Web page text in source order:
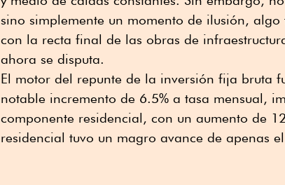
sino simplemente un momento de ilusión,
con la recta final de las obras de
ahora se disputa.
El motor del repunte de la inversión fija bruta
notable incremento de 6.5% a tasa mensual,
componente residencial, con un aumento de
residencial tuvo un magro avance de apenas